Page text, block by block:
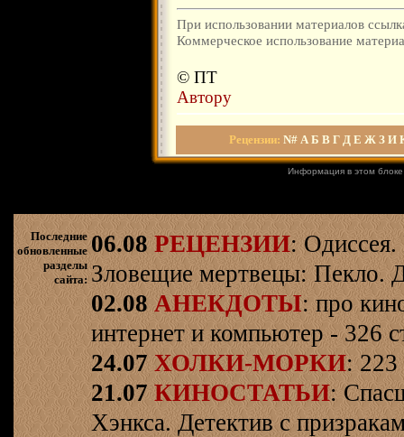
При использовании материалов
Коммерческое использование
© ПТ
Автору
Рецензии: N# А Б В Г Д Е Ж З И
Информация в этом
Последние
обновленные
разделы
сайта:
06.08 РЕЦЕНЗИИ:
Зловещие мертвецы: Пекло.
02.08 АНЕКДОТЫ: про
интернет и компьютер - 326
24.07 ХОЛКИ-МОРКИ: 223
21.07 КИНОСТАТЬИ:
Хэнкса. Детектив с